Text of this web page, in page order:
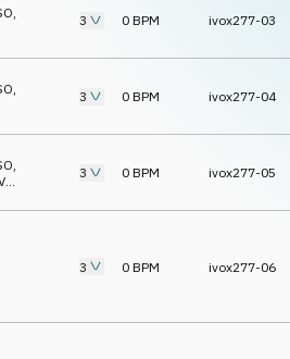
3 0 BPM ivox277-03
3 0 BPM ivox277-04
3 0 BPM ivox277-05
3 0 BPM ivox277-06